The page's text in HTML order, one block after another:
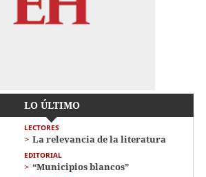
LO ÚLTIMO
LECTORES
La relevancia de la literatura
EDITORIAL
“Municipios blancos”